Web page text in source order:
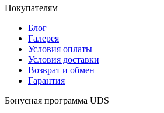
Покупателям
Блог
Галерея
Условия оплаты
Условия доставки
Возврат и обмен
Гарантия
Бонусная программа UDS